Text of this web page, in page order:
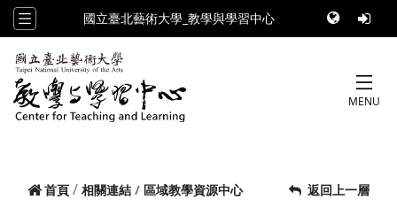
跳到頁面主要內容區國立臺北藝術大學_教學與學習中心
MENU
首頁 相關連結 區域教學資源中心 返回上一層